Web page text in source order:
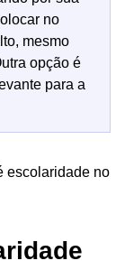
no
mesmo
opção é
para a
escolaridade no